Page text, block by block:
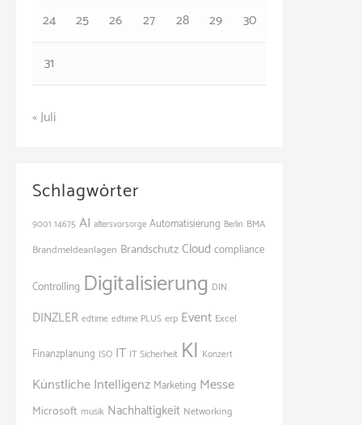
24
25 26 27 28 29
30
31
« Juli
Schlagwörter
9001 14675 AI altersvorsorge Automatisierung Berlin BMA
Brandmeldeanlagen BrandschutzCloud compliance
Controlling Digitalisierung DIN
DINZLER edtime edtime PLUS erp Event Excel
Finanzplanung ISO IT IT Sicherheit KI Konzert
Künstliche Intelligenz Marketing Messe
Microsoft musik Nachhaltigkeit Networking